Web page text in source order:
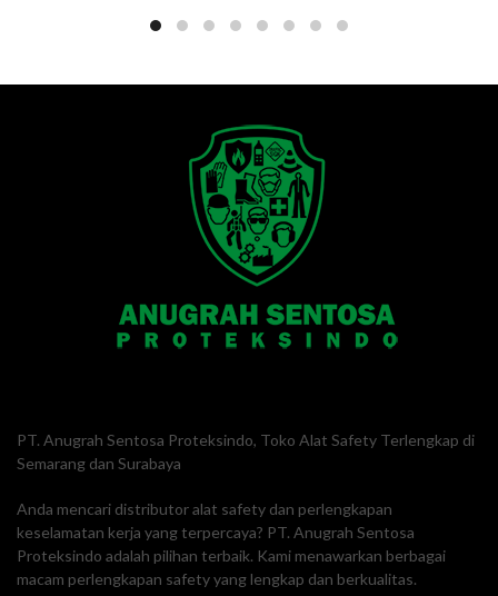
PT. Anugrah Sentosa Proteksindo, Toko Alat Safety Terlengkap di
Semarang dan Surabaya
Anda mencari distributor alat safety dan perlengkapan
keselamatan kerja yang terpercaya? PT. Anugrah Sentosa
Proteksindo adalah pilihan terbaik. Kami menawarkan berbagai
macam perlengkapan safety yang lengkap dan berkualitas.